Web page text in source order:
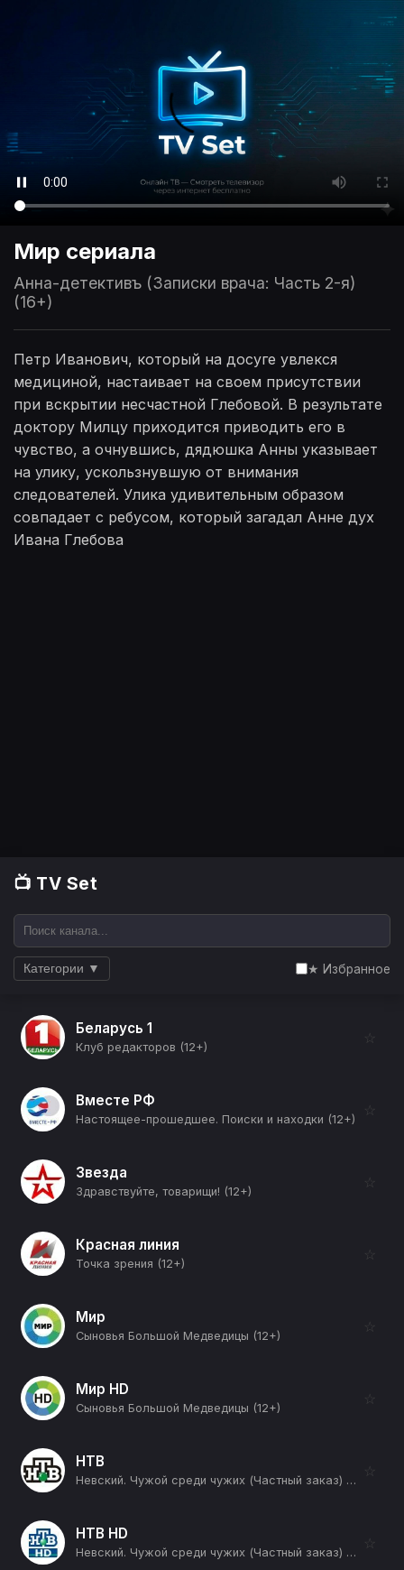
📺 TV Set
Категории ▼ ★ Избранное
Беларусь 1
Клуб редакторов (12+)
☆
Вместе РФ
Настоящее-прошедшее. Поиски и находки (12+)
☆
Звезда
Здравствуйте, товарищи! (12+)
☆
Красная линия
Точка зрения (12+)
☆
Мир
Сыновья Большой Медведицы (12+)
☆
Мир HD
Сыновья Большой Медведицы (12+)
☆
НТВ
Невский. Чужой среди чужих (Частный заказ) (16+)
☆
НТВ HD
Невский. Чужой среди чужих (Частный заказ) (16+)
☆
Мир сериала
Анна-детективъ (Записки врача: Часть 2-я)
(16+)
Петр Иванович, который на досуге увлекся
медициной, настаивает на своем присутствии
при вскрытии несчастной Глебовой. В результате
доктору Милцу приходится приводить его в
чувство, а очнувшись, дядюшка Анны указывает
на улику, ускользнувшую от внимания
следователей. Улика удивительным образом
совпадает с ребусом, который загадал Анне дух
Ивана Глебова